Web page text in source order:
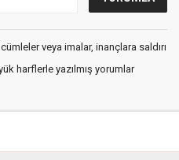
veya imalar, inançlara saldırı
harflerle yazılmış yorumlar